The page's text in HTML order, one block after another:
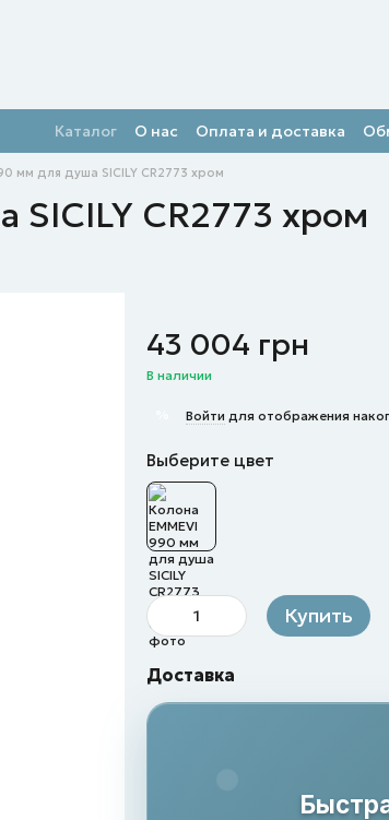
Каталог О нас Оплата и доставка
мм для душа SICILY CR2773 хром
CR2773 хром
43 004 грн
В наличии
Войти для отображения
Выберите цвет
Купить
Доставка